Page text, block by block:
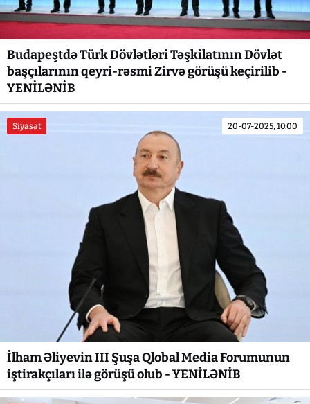
Budapeştdə Türk Dövlətləri Təşkilatının Dövlət
başçılarının qeyri-rəsmi Zirvə görüşü keçirilib -
YENİLƏNİB
Siyasət 20-07-2025, 10:00
İlham Əliyevin III Şuşa Qlobal Media Forumunun
iştirakçıları ilə görüşü olub - YENİLƏNİB